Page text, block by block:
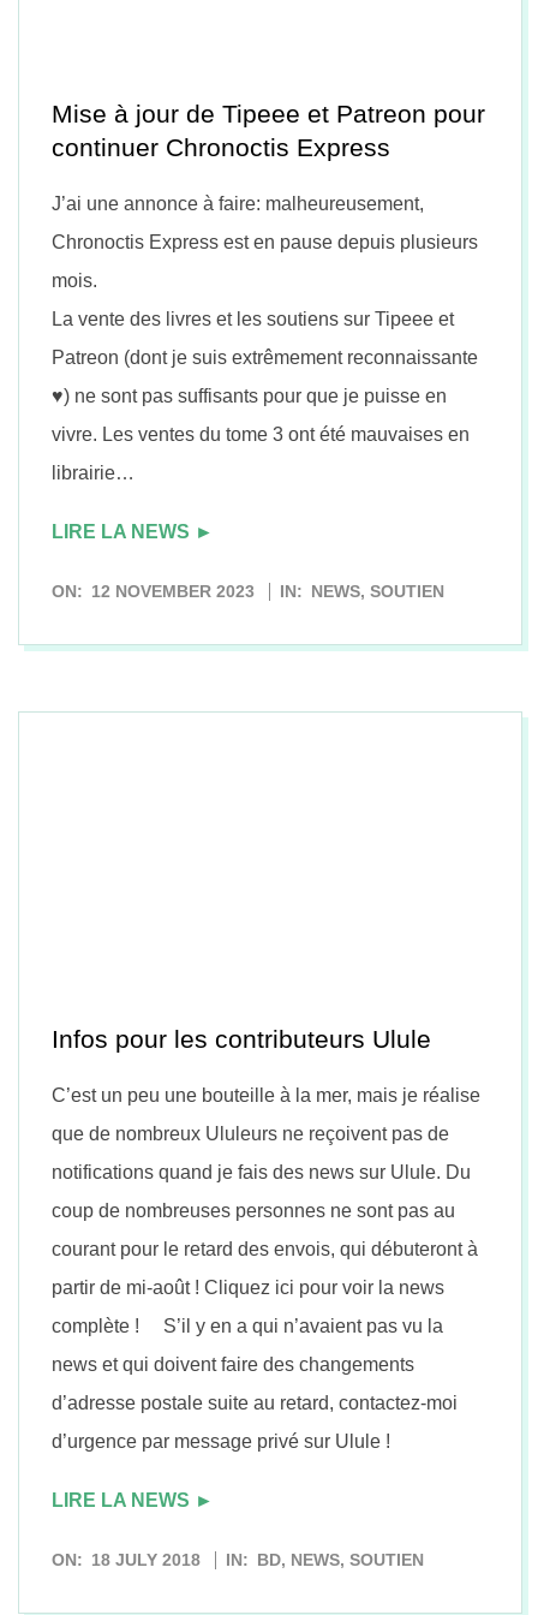
Mise à jour de Tipeee et Patreon pour
continuer Chronoctis Express
J’ai une annonce à faire: malheureusement,
Chronoctis Express est en pause depuis plusieurs
mois.
La vente des livres et les soutiens sur Tipeee et
Patreon (dont je suis extrêmement reconnaissante
♥) ne sont pas suffisants pour que je puisse en
vivre. Les ventes du tome 3 ont été mauvaises en
librairie…
LIRE LA NEWS ►
2023-
ON: 12 NOVEMBER 2023 IN: NEWS,SOUTIEN
Infos pour les contributeurs Ulule
C’est un peu une bouteille à la mer, mais je réalise
que de nombreux Ululeurs ne reçoivent pas de
notifications quand je fais des news sur Ulule. Du
coup de nombreuses personnes ne sont pas au
courant pour le retard des envois, qui débuteront à
partir de mi-août ! Cliquez ici pour voir la news
complète ! S’il y en a qui n’avaient pas vu la
news et qui doivent faire des changements
d’adresse postale suite au retard, contactez-moi
d’urgence par message privé sur Ulule !
LIRE LA NEWS ►
2018-
ON: 18 JULY 2018 IN: BD, NEWS,SOUTIEN